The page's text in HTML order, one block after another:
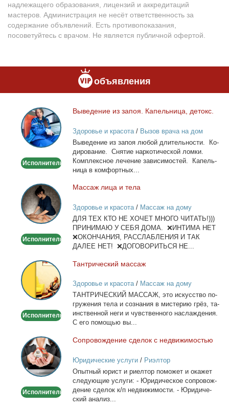
надлежащего образования, лицензий и аккредитаций
мастеров. Администрация не несёт ответственность за
содержание объявлений. Есть противопоказания,
посоветуйтесь с врачом. Не является публичной офертой.
объявления
Выведение
из
запоя.
Капельница,
Исполнитель
Вы­ве­де­ние из за­поя. Ка­пель­ни­ца, де­токс.
Здоровье и красота/ Вызов врача на дом
Вы­ве­де­ние из за­поя лю­бой дли­тель­но­сти. Ко­
ди­ро­ва­ние. Сня­тие нар­ко­ти­че­ской лом­ки.
Ком­плекс­ное ле­че­ние за­ви­си­мо­стей. Ка­пель­
ни­ца в ком­форт­ных...
Массаж
лица
и
тела
Исполнитель
Мас­саж ли­ца и те­ла
Здоровье и красота/ Массаж на дому
ДЛЯ ТЕХ КТО НЕ ХОЧЕТ МНОГО ЧИТАТЬ!)))
ПРИНИМАЮ У СЕБЯ ДОМА. ❌ИНТИМА НЕТ
❌ОКОНЧАНИЯ, РАССЛАБЛЕНИЯ И ТАК
ДАЛЕЕ НЕТ! ❌ДОГОВОРИТЬСЯ НЕ...
Тантрический
массаж
Исполнитель
Тан­три­че­ский мас­саж
Здоровье и красота/ Массаж на дому
ТАНТРИЧЕСКИЙ МАССАЖ, это ис­кус­ство по­
гру­же­ния те­ла и со­зна­ния в ми­сте­рию грёз, та­
ин­ствен­ной неги и чув­ствен­но­го на­сла­жде­ния.
С его по­мо­щью вы...
Сопровождение
сделок
с
недвижимостью
Исполнитель
Со­про­вож­де­ние сде­лок с недви­жи­мо­стью
Юридические услуги/ Риэлтор
Опыт­ный юрист и ри­ел­тор по­мо­жет и ока­жет
сле­ду­ю­щие услу­ги: - Юри­ди­че­ское со­про­вож­
де­ние сде­лок к/п недви­жи­мо­сти. - Юри­ди­че­
ский ана­лиз...